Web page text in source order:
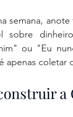
semana,
sobre
ou "Eu
apenas coletar
a